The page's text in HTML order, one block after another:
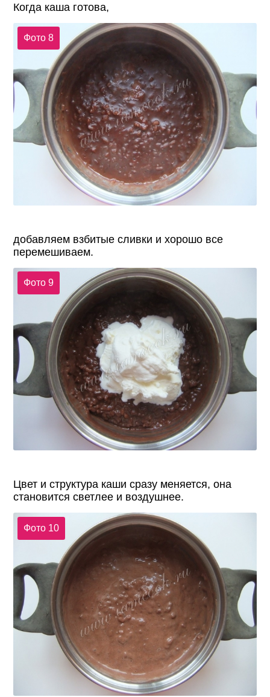
Когда каша готова,
Фото 8
добавляем взбитые сливки и хорошо все
перемешиваем.
Фото 9
Цвет и структура каши сразу меняется, она
становится светлее и воздушнее.
Фото 10